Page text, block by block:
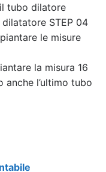
tubo dilatore
STEP 04
le misure
la misura 16
l’ultimo tubo